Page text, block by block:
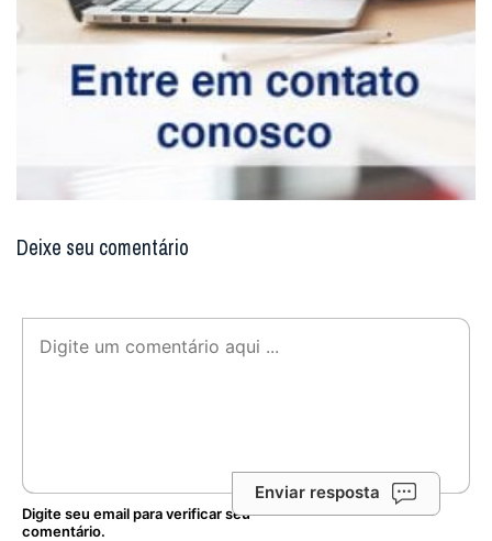
Deixe seu comentário
Enviar resposta
Digite seu email para verificar seu
comentário.